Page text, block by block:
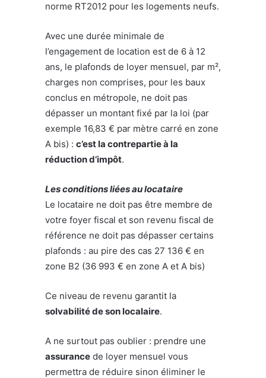
norme RT2012 pour les logements neufs.
Avec une durée minimale de
l’engagement de location est de 6 à 12
ans, le plafonds de loyer mensuel, par m²,
charges non comprises, pour les baux
conclus en métropole, ne doit pas
dépasser un montant fixé par la loi (par
exemple 16,83 € par mètre carré en zone
A bis) : c’est la contrepartie à la
réduction d’impôt.
Les conditions liées au locataire
Le locataire ne doit pas être membre de
votre foyer fiscal et son revenu fiscal de
référence ne doit pas dépasser certains
plafonds : au pire des cas 27 136 € en
zone B2 (36 993 € en zone A et A bis)
Ce niveau de revenu garantit la
solvabilité de son localaire.
A ne surtout pas oublier : prendre une
assurance de loyer mensuel vous
permettra de réduire sinon éliminer le